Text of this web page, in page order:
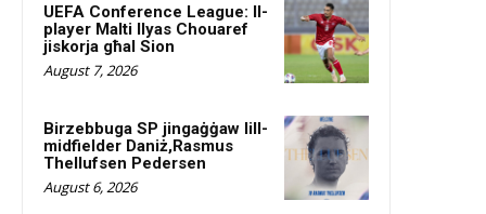
UEFA Conference League: Il-
player Malti Ilyas Chouaref
jiskorja għal Sion
August 7, 2026
Birzebbuga SP jingaġġaw lill-
midfielder Daniż,Rasmus
Thellufsen Pedersen
August 6, 2026